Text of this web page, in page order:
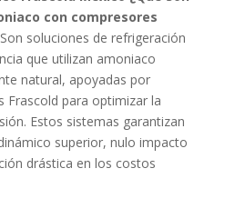
con compresores
Son soluciones de refrigeración
que utilizan amoniaco
natural, apoyadas por
Frascold para optimizar la
Estos sistemas garantizan
superior, nulo impacto
drástica en los costos